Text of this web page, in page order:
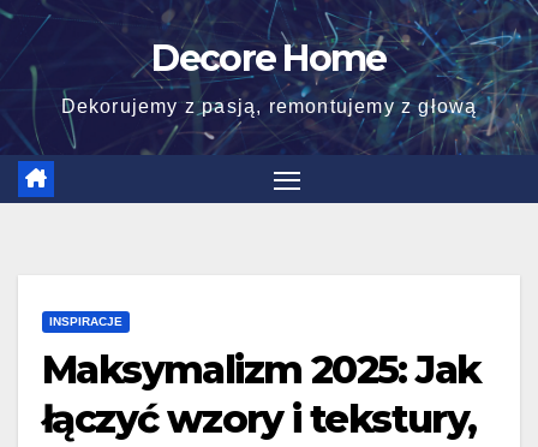
Skip
content
Decore Home
Dekorujemy z pasją, remontujemy z głową
INSPIRACJE
Maksymalizm 2025: Jak
łączyć wzory i tekstury,